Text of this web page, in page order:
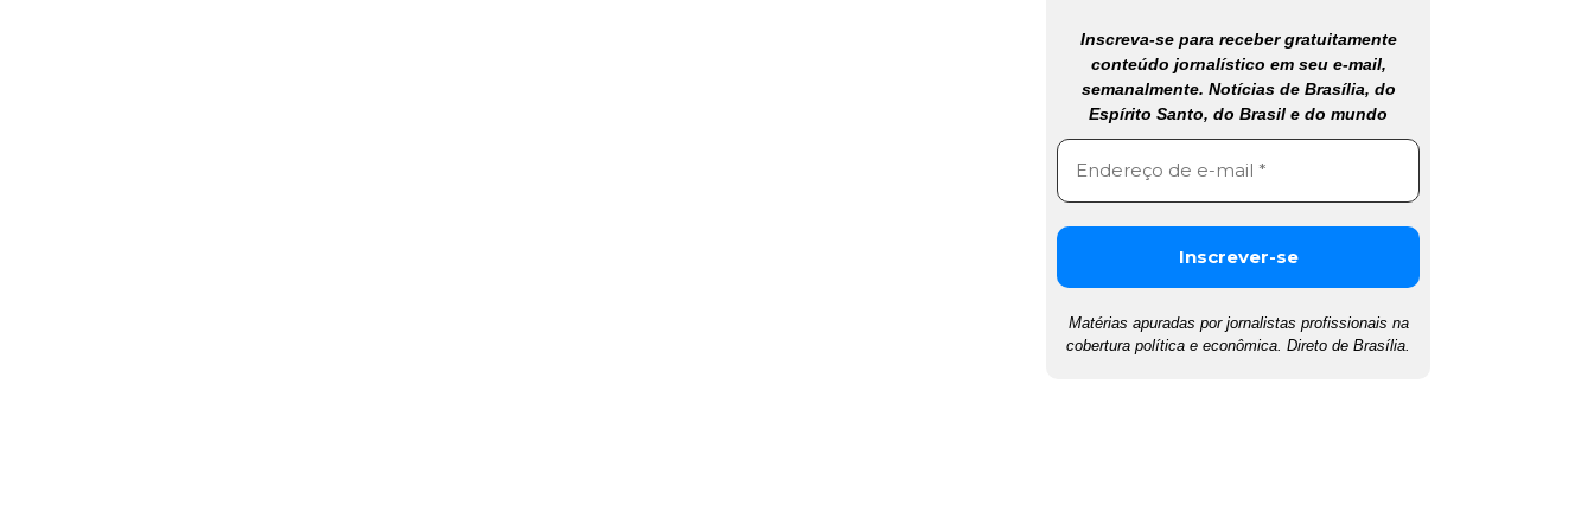
Inscreva-se para receber gratuitamente
conteúdo jornalístico em seu e-mail,
semanalmente. Notícias de Brasília, do
Espírito Santo, do Brasil e do mundo
Matérias apuradas por jornalistas profissionais na
cobertura política e econômica. Direto de Brasília.